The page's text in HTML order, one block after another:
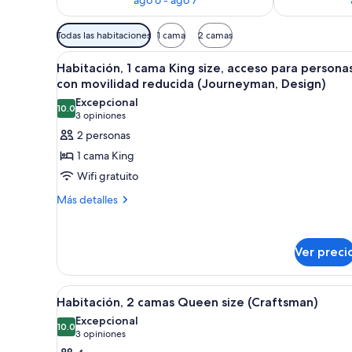
Filtros
disponibles
para
las
habitaciones
Todas las habitaciones 1 cama 2 camas
Abrir
todas
las
fotos
de
Habitación,
cama
King
personas
con
movilidad
reducida
(Journeyman,
Habitación de hotel con
9
Habitación, 1 cama King size, acceso para
con movilidad reducida (Journeyman, Design)
10.010.0 de 10
Excepcional
3 opiniones
(3
opiniones)
2 personas
1 cama King
Wifi gratuito
Más detalles
Más
cama
King
size,
para
personas
Ver
Abrir
todas
las
fotos
Habitación de hotel con dos
6
Habitación, 2 camas Queen size (Craftsman)
10.010.0 de 10
Excepcional
3 opiniones
(3